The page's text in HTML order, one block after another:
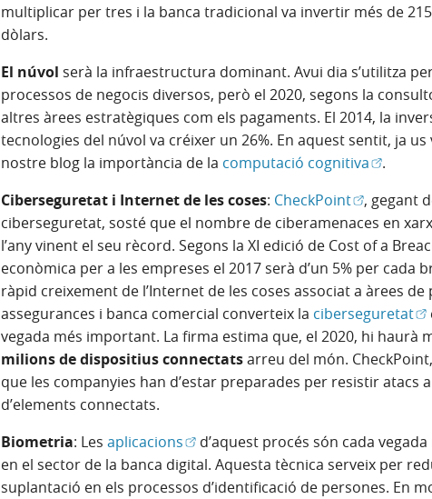
multiplicar per tres i la banca tradicional va invertir més de
dòlars.
El núvol serà la infraestructura dominant. Avui dia s’utilitza
processos de negocis diversos, però el 2020, segons la
altres àrees estratègiques com els pagaments. El 2014, la
tecnologies del núvol va créixer un 26%. En aquest sentit, ja us
nostre blog la importància de la computació cognitiva(Obre en
.
Ciberseguretat i Internet de les coses: CheckPoint(Obre en
, gegant
ciberseguretat, sosté que el nombre de ciberamenaces en
l’any vinent el seu rècord. Segons la XI edició de Cost of a
econòmica per a les empreses el 2017 serà d’un 5% per cada
ràpid creixement de l’Internet de les coses associat a àrees de
assegurances i banca comercial converteix la ciberseguretat
vegada més important. La firma estima que, el 2020, hi haurà
milions de dispositius connectatsarreu del món.
que les companyies han d’estar preparades per resistir atacs
d’elements connectats.
Biometria: Les aplicacions(Obre en finestra nova)
d’aquest procés són cada
en el sector de la banca digital. Aquesta tècnica serveix per
suplantació en els processos d’identificació de persones. En